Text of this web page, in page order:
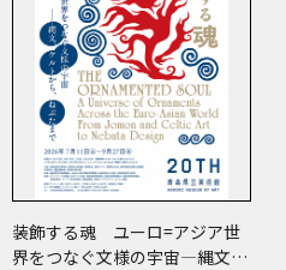
装飾する魂 ユーロ=アジア世
界をつなぐ文様の宇宙―縄文、